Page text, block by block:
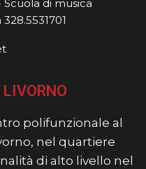
di musica
polifunzionale al
nel quartiere
di alto livello nel